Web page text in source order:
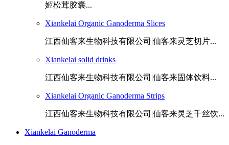
姬松茸胶囊...
Xiankelai Organic Ganoderma Slices
江西仙客来生物科技有限公司|仙客来灵芝切片...
Xiankelai solid drinks
江西仙客来生物科技有限公司|仙客来固体饮料...
Xiankelai Organic Ganoderma Strips
江西仙客来生物科技有限公司|仙客来灵芝千丝饮...
Xiankelai Ganoderma